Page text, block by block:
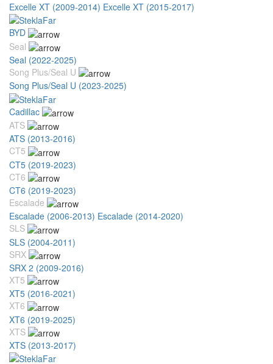
Excelle XT (2009-2014) Excelle XT (2015-2017)
BYD
Seal
Seal (2022-2025)
Song Plus/Seal U
Song Plus/Seal U (2023-2025)
Cadillac
ATS
ATS (2013-2016)
CT5
CT5 (2019-2023)
CT6
CT6 (2019-2023)
Escalade
Escalade (2006-2013) Escalade (2014-2020)
SLS
SLS (2004-2011)
SRX
SRX 2 (2009-2016)
XT5
XT5 (2016-2021)
XT6
XT6 (2019-2025)
XTS
XTS (2013-2017)